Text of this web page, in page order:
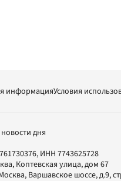
информацияУсловия
дня
ИНН 7743625728
Коптевская улица, дом 67
, Варшавское шоссе, д.9,